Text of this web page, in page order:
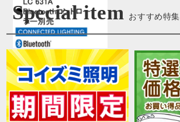
Special item おすすめ特集